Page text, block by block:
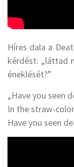
Híres dala a
kérdést: „láttad
éneklését?”
„Have you seen
In the straw-
Have you seen